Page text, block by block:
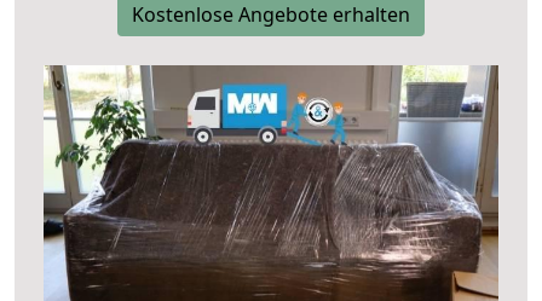
Kostenlose Angebote erhalten